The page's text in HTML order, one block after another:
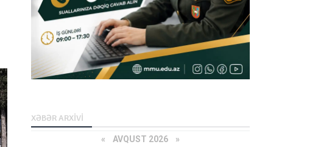
XƏBƏR ARXİVİ
« AVQUST 2026 »